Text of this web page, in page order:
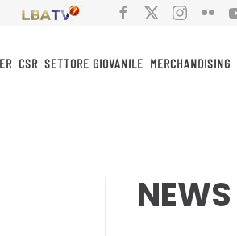
CSR SETTORE GIOVANILE MERCHANDISING
NEWS